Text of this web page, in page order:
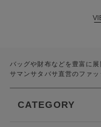
バッグや財布などを豊富に展
サマンサタバサ直営のファッ
CATEGORY